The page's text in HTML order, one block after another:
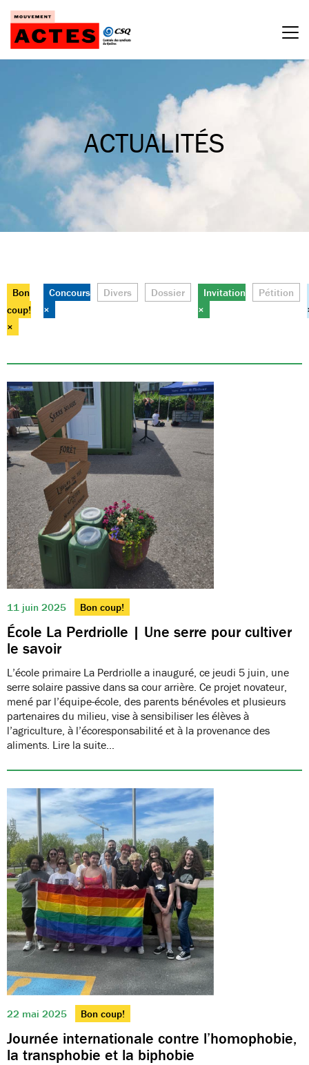
Passer
contenu
ACTUALITÉS
11 juin 2025 Bon coup!
École La Perdriolle | Une serre pour cultiver
le savoir
L’école primaire La Perdriolle a inauguré, ce jeudi 5 juin, une
serre solaire passive dans sa cour arrière. Ce projet novateur,
mené par l’équipe-école, des parents bénévoles et plusieurs
partenaires du milieu, vise à sensibiliser les élèves à
l’agriculture, à l’écoresponsabilité et à la provenance des
aliments. Lire la suite…
22 mai 2025 Bon coup!
Journée internationale contre l’homophobie,
la transphobie et la biphobie
Bon
coup!
×
Concours
×
Divers Dossier
Invitation
×
Pétition